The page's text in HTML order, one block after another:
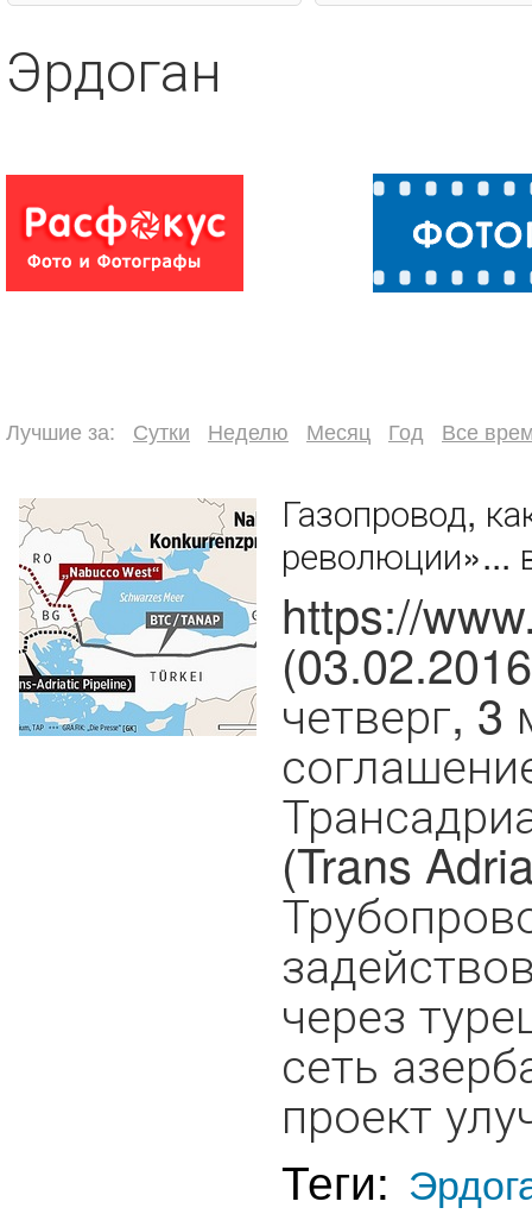
Эрдоган
Лучшие за: Сутки Неделю Месяц Год Все
Газопровод,
революции»...
https://
четверг, 3
(Trans
через
сеть
проект
Теги: